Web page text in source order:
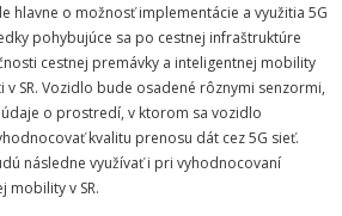
hlavne o možnosť implementácie a využitia 5G
pohybujúce sa po cestnej infraštruktúre
cestnej premávky a inteligentnej mobility
SR. Vozidlo bude osadené rôznymi senzormi,
o prostredí, v ktorom sa vozidlo
kvalitu prenosu dát cez 5G sieť.
následne využívať i pri vyhodnocovaní
mobility v SR.